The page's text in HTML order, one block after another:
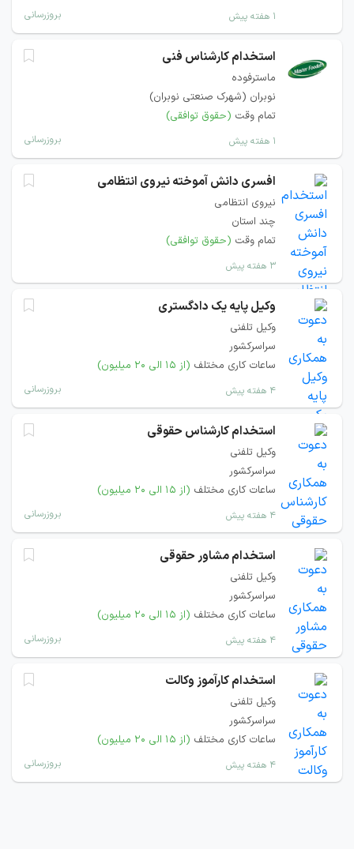
۱ هفته پیش بروزرسانی
استخدام کارشناس فنی
ماسترفوده
نوبران (شهرک صنعتی نوبران)
تمام وقت (حقوق توافقی)
۱ هفته پیش بروزرسانی
افسری دانش آموخته نیروی انتظامی
نیروی انتظامی
چند استان
تمام وقت (حقوق توافقی)
۳ هفته پیش
وکیل پایه یک دادگستری
وکیل تلفنی
سراسرکشور
ساعات کاری مختلف (از ۱۵ الی ۲۰ میلیون)
۴ هفته پیش بروزرسانی
استخدام کارشناس حقوقی
وکیل تلفنی
سراسرکشور
ساعات کاری مختلف (از ۱۵ الی ۲۰ میلیون)
۴ هفته پیش بروزرسانی
استخدام مشاور حقوقی
وکیل تلفنی
سراسرکشور
ساعات کاری مختلف (از ۱۵ الی ۲۰ میلیون)
۴ هفته پیش بروزرسانی
استخدام کارآموز وکالت
وکیل تلفنی
سراسرکشور
ساعات کاری مختلف (از ۱۵ الی ۲۰ میلیون)
۴ هفته پیش بروزرسانی